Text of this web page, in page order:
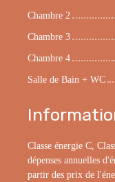
Chambre 2
Chambre 3
Chambre 4
Salle de Bain + WC
Classe énergie C,
dépenses annuelles
partir des prix de